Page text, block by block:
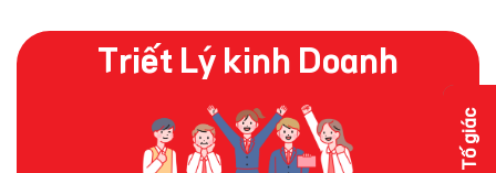
Triết Lý kinh Doanh
Tố giác